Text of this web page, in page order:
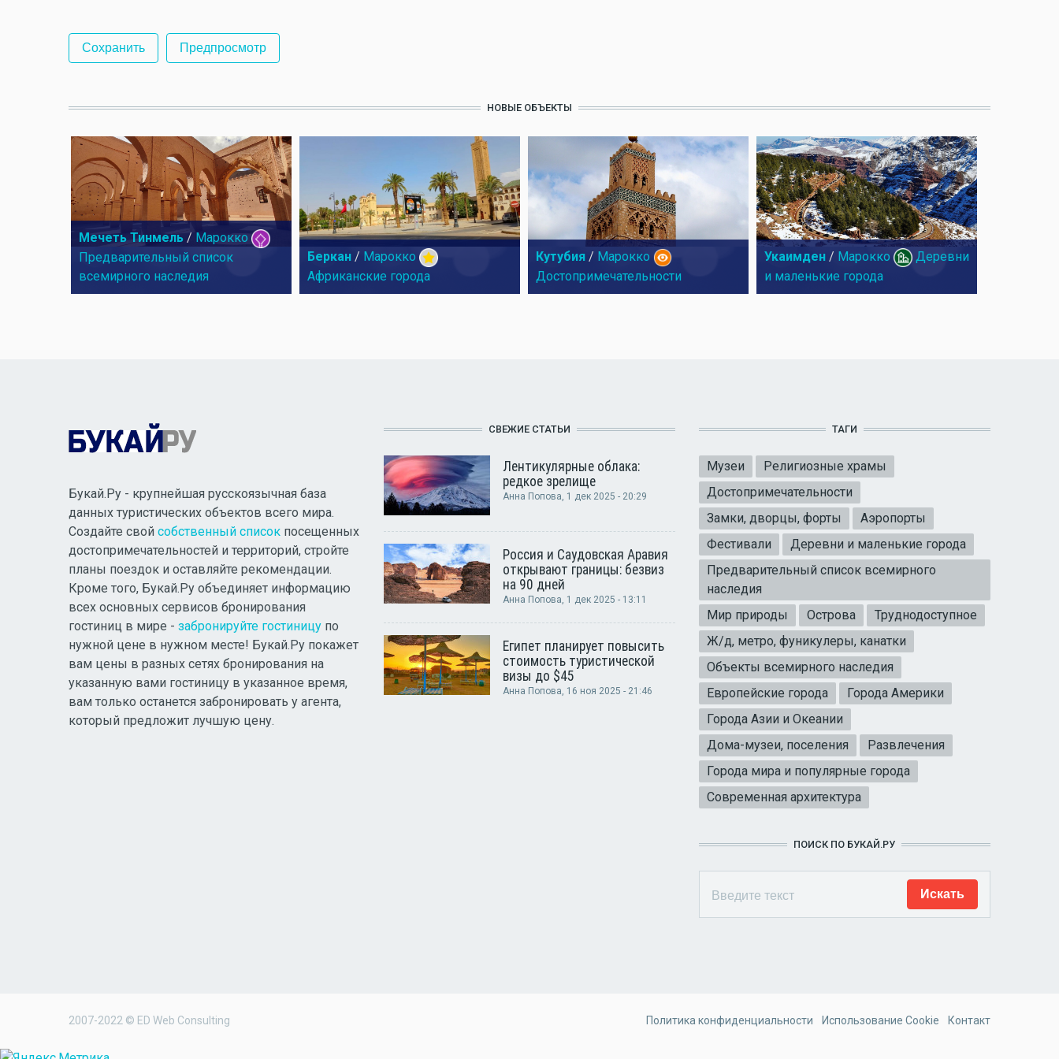
НОВЫЕ ОБЪЕКТЫ
Мечеть Тинмель / Марокко
Предварительный список
всемирного наследия
Беркан / Марокко
Африканские города
Кутубия / Марокко
Достопримечательности
Укаимден / Марокко
Деревни
и маленькие города
Букай.Ру - крупнейшая русскоязычная база
данных туристических объектов всего мира.
Создайте свой собственный список посещенных
достопримечательностей и территорий, стройте
планы поездок и оставляйте рекомендации.
Кроме того, Букай.Ру объединяет информацию
всех основных сервисов бронирования
гостиниц в мире - забронируйте гостиницу по
нужной цене в нужном месте! Букай.Ру покажет
вам цены в разных сетях бронирования на
указанную вами гостиницу в указанное время,
вам только останется забронировать у агента,
который предложит лучшую цену.
СВЕЖИЕ СТАТЬИ
Лентикулярные облака:
редкое зрелище
Анна Попова, 1 дек 2025 - 20:29
Россия и Саудовская Аравия
открывают границы: безвиз
на 90 дней
Анна Попова, 1 дек 2025 - 13:11
Египет планирует повысить
стоимость туристической
визы до $45
Анна Попова, 16 ноя 2025 - 21:46
ТАГИ
Музеи
Религиозные храмы
Достопримечательности
Замки, дворцы, форты
Аэропорты
Фестивали
Деревни и маленькие города
Предварительный список всемирного
наследия
Мир природы
Острова
Труднодоступное
Ж/д, метро, фуникулеры, канатки
Объекты всемирного наследия
Европейские города
Города Америки
Города Азии и Океании
Дома-музеи, поселения
Развлечения
Города мира и популярные города
Современная архитектура
ПОИСК ПО БУКАЙ.РУ
2007-2022 © ED Web Consulting Политика конфиденциальности Использование Cookie Контакт